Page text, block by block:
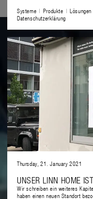
Systeme Produkte Lösungen
Datenschutzerklärung
Thursday, 21. January 2021
UNSER LINN HOME
Wir schreiben ein weiteres
haben einen neuen Standort